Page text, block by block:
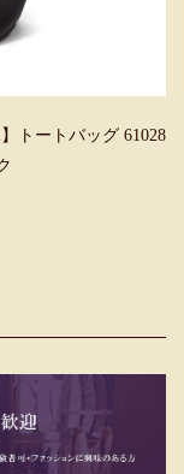
トートバッグ 61028